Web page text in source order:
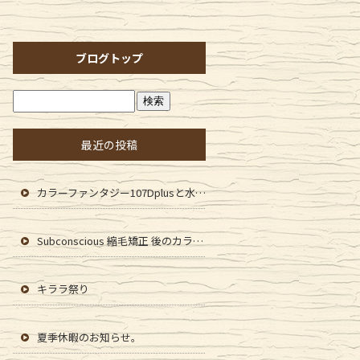
ブログトップ
最近の投稿
カラーファンタジー107Dplusと水素イオンピーマン
Subconscious 縮毛矯正 後のカラーファンタジー107Dplus
キララ祭り
夏季休暇のお知らせ。